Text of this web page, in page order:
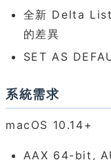
全新 Delta
的差異
SET AS
系統需求
macOS 10.14+
AAX 64-bit,